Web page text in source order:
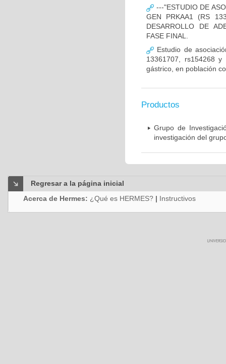
---"ESTUDIO DE
GEN PRKAA1 (RS
DESARROLLO DE
FASE FINAL.
Estudio de
13361707, rs154268 y
gástrico, en población
Productos
Grupo de
investigación del
Regresar a la página inicial
Acerca de Hermes: ¿Qué es HERMES? | Instructivos